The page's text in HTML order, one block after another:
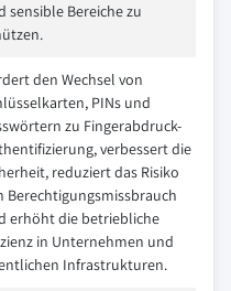
sensible Bereiche zu
den Wechsel von
PINs und
zu Fingerabdruck-
verbessert die
reduziert das Risiko
Berechtigungsmissbrauch
erhöht die betriebliche
in Unternehmen und
Infrastrukturen.